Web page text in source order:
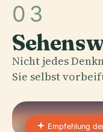
03
Nicht jedes
Sie selbst
Empfehlung